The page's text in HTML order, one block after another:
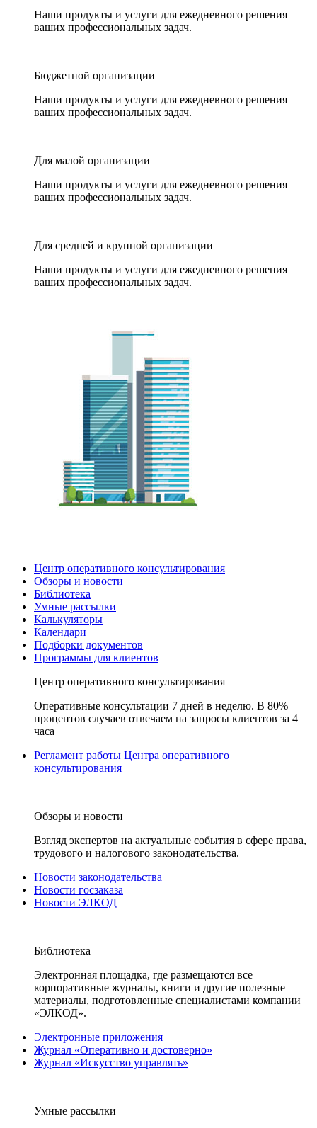
Наши продукты и услуги для ежедневного решения
ваших профессиональных задач.
Бюджетной организации
Наши продукты и услуги для ежедневного решения
ваших профессиональных задач.
Для малой организации
Наши продукты и услуги для ежедневного решения
ваших профессиональных задач.
Для средней и крупной организации
Наши продукты и услуги для ежедневного решения
ваших профессиональных задач.
Центр оперативного консультирования
Обзоры и новости
Библиотека
Умные рассылки
Калькуляторы
Календари
Подборки документов
Программы для клиентов
Центр оперативного консультирования
Оперативные консультации 7 дней в неделю. В 80%
процентов случаев отвечаем на запросы клиентов за 4
часа
Регламент работы Центра оперативного
консультирования
Обзоры и новости
Взгляд экспертов на актуальные события в сфере права,
трудового и налогового законодательства.
Новости законодательства
Новости госзаказа
Новости ЭЛКОД
Библиотека
Электронная площадка, где размещаются все
корпоративные журналы, книги и другие полезные
материалы, подготовленные специалистами компании
«ЭЛКОД».
Электронные приложения
Журнал «Оперативно и достоверно»
Журнал «Искусство управлять»
Умные рассылки